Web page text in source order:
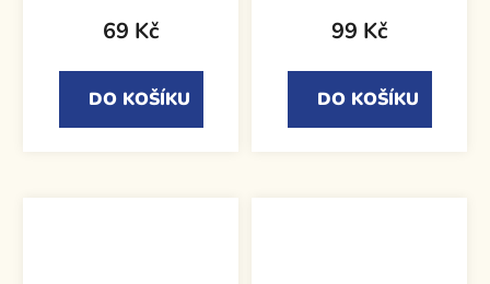
69 Kč
DO KOŠÍKU
99 Kč
DO KOŠÍKU